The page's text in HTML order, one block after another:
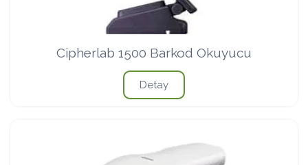
Cipherlab 1500 Barkod Okuyucu
Detay